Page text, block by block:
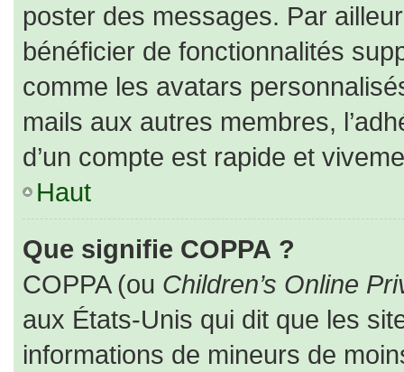
poster des messages. Par
bénéficier de fonctionnalités
comme les avatars
mails aux autres membres,
d’un compte est rapide et
Haut
Que signifie COPPA ?
COPPA (ou Children’s Online
aux États-Unis qui dit que les
informations de mineurs de